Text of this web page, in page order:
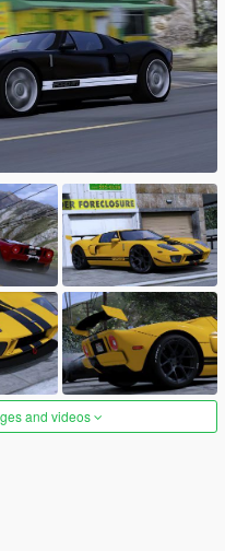
and videos